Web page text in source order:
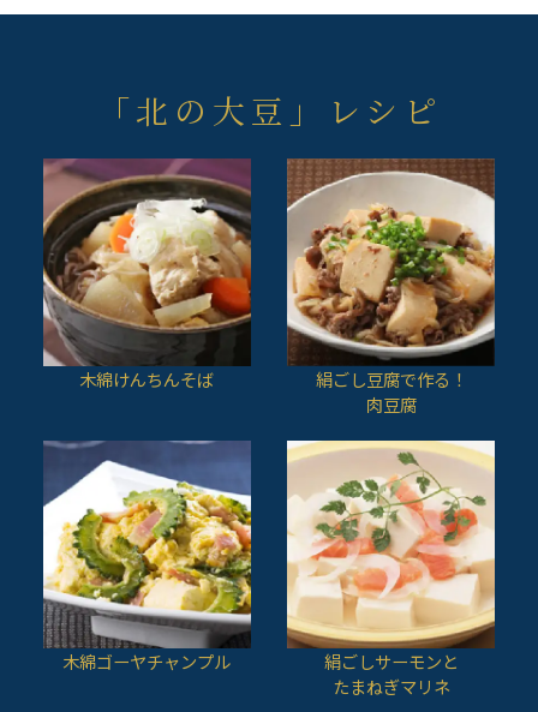
「北の大豆」レシピ
木綿けんちんそば
絹ごし豆腐で作る！
肉豆腐
木綿ゴーヤチャンプル
絹ごしサーモンと
たまねぎマリネ